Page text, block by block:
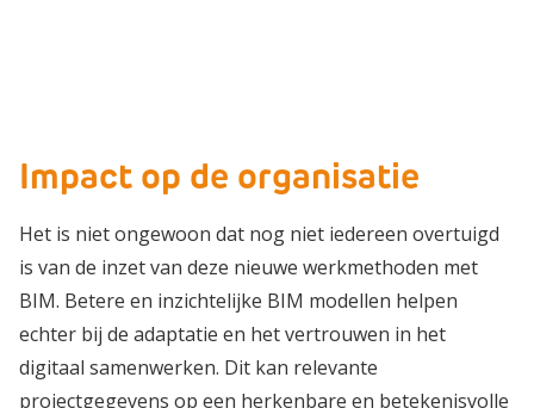
Impact op de organisatie
Het is niet ongewoon dat nog niet iedereen overtuigd
is van de inzet van deze nieuwe werkmethoden met
BIM. Betere en inzichtelijke BIM modellen helpen
echter bij de adaptatie en het vertrouwen in het
digitaal samenwerken. Dit kan relevante
projectgegevens op een herkenbare en betekenisvolle